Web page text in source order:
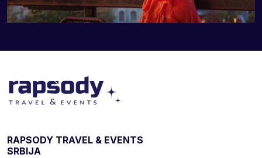
RAPSODY TRAVEL & EVENTS
SRBIJA